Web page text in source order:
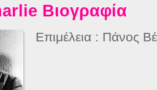
Βιογραφία
Επιμέλεια : Πάνος